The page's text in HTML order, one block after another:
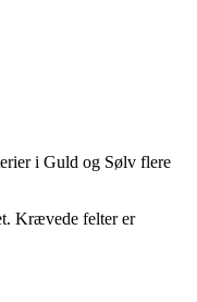
i Guld og Sølv flere
Krævede felter er